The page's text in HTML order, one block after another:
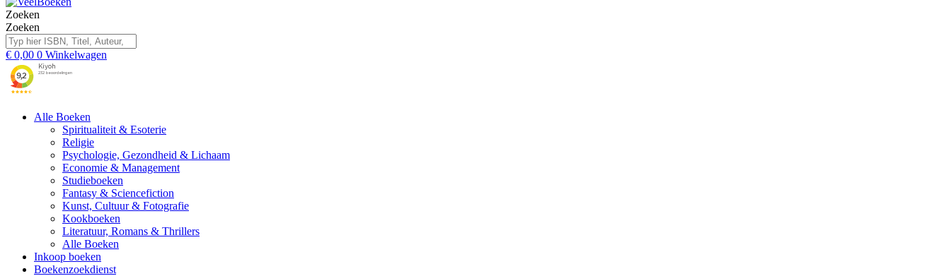
Zoeken
Zoeken
€ 0,00 0 Winkelwagen
Alle Boeken
Spiritualiteit & Esoterie
Religie
Psychologie, Gezondheid & Lichaam
Economie & Management
Studieboeken
Fantasy & Sciencefiction
Kunst, Cultuur & Fotografie
Kookboeken
Literatuur, Romans & Thrillers
Alle Boeken
Inkoop boeken
Boekenzoekdienst